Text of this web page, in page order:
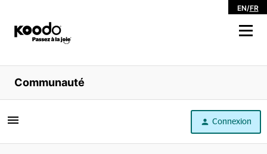
EN/FR
Magasiner
Libre service
Aide
Communauté
Connexion